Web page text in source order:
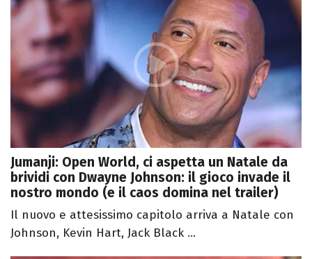
Jumanji: Open World, ci aspetta un Natale da
brividi con Dwayne Johnson: il gioco invade il
nostro mondo (e il caos domina nel trailer)
Il nuovo e attesissimo capitolo arriva a Natale con
Johnson, Kevin Hart, Jack Black ...